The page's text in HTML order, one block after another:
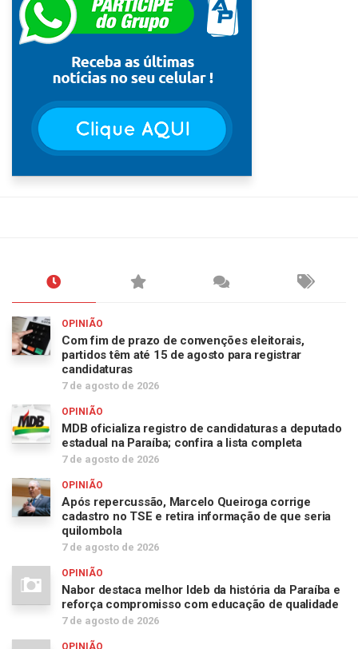
OPINIÃO
Com fim de prazo de convenções eleitorais,
partidos têm até 15 de agosto para registrar
candidaturas
7 de agosto de 2026
OPINIÃO
MDB oficializa registro de candidaturas a deputado
estadual na Paraíba; confira a lista completa
7 de agosto de 2026
OPINIÃO
Após repercussão, Marcelo Queiroga corrige
cadastro no TSE e retira informação de que seria
quilombola
7 de agosto de 2026
OPINIÃO
Nabor destaca melhor Ideb da história da Paraíba e
reforça compromisso com educação de qualidade
7 de agosto de 2026
OPINIÃO